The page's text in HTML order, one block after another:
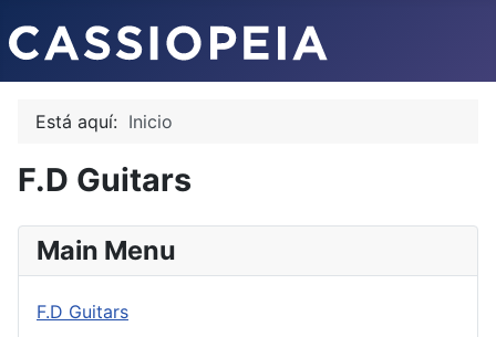
Está aquí: Inicio
F.D Guitars
Main Menu
F.D Guitars